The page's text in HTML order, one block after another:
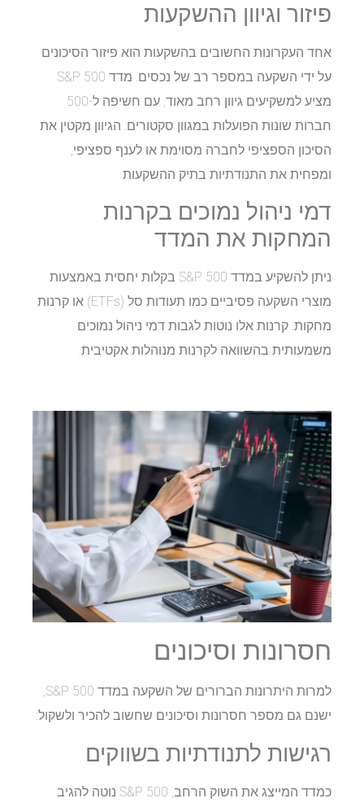
פיזור וגיוון ההשקעות
אחד העקרונות החשובים בהשקעות הוא פיזור הסיכונים
על ידי השקעה במספר רב של נכסים. מדד S&P 500
מציע למשקיעים גיוון רחב מאוד, עם חשיפה ל-500
חברות שונות הפועלות במגוון סקטורים. הגיוון מקטין את
הסיכון הספציפי לחברה מסוימת או לענף ספציפי,
ומפחית את התנודתיות בתיק ההשקעות.
דמי ניהול נמוכים בקרנות
המחקות את המדד
ניתן להשקיע במדד S&P 500 בקלות יחסית באמצעות
מוצרי השקעה פסיביים כמו תעודות סל (ETFs) או קרנות
מחקות. קרנות אלו נוטות לגבות דמי ניהול נמוכים
משמעותית בהשוואה לקרנות מנוהלות אקטיבית.
חסרונות וסיכונים
למרות היתרונות הברורים של השקעה במדד S&P 500,
ישנם גם מספר חסרונות וסיכונים שחשוב להכיר ולשקול:
רגישות לתנודתיות בשווקים
כמדד המייצג את השוק הרחב, S&P 500 נוטה להגיב